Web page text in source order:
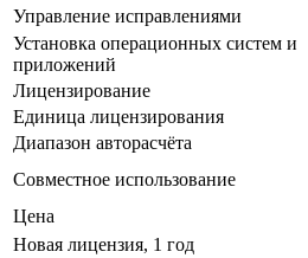
Управление исправлениями
Установка операционных систем и
приложений
Лицензирование
Единица лицензирования
Диапазон авторасчёта
Совместное использование
Цена
Новая лицензия, 1 год